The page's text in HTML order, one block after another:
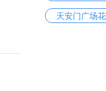
天安门广场